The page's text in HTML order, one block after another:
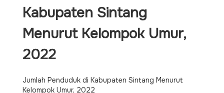
Kabupaten Sintang
Menurut Kelompok Umur,
2022
Jumlah Penduduk di Kabupaten Sintang Menurut
Kelompok Umur, 2022